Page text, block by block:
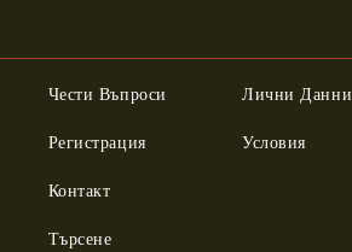
Чести Въпроси
Регистрация
Контакт
Търсене
Лични Данни
Условия